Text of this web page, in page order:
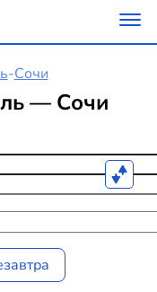
-Сочи
— Сочи